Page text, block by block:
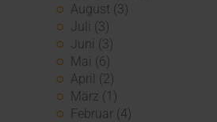
August (3)
Juli (3)
Juni (3)
Mai (6)
April (2)
März (1)
Februar (4)